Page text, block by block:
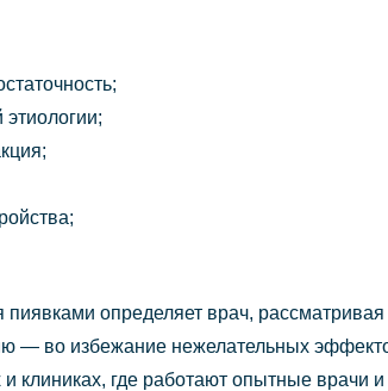
пиявками определяет врач,
— во избежание нежелательных
клиниках, где работают опытные врачи